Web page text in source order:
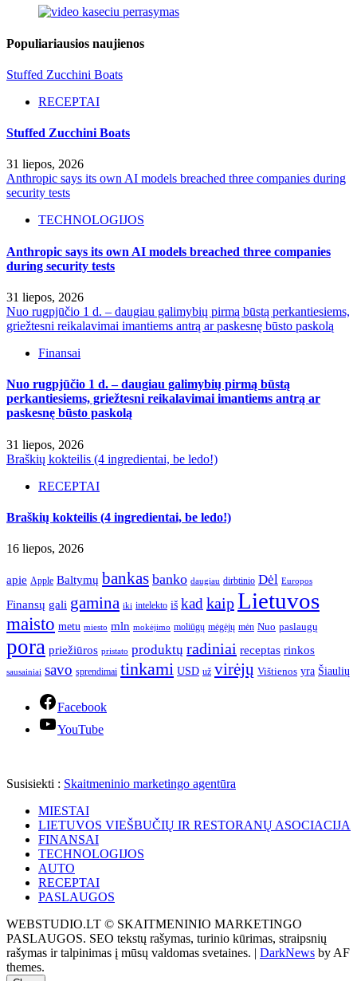
Populiariausios naujienos
Stuffed Zucchini Boats
RECEPTAI
Stuffed Zucchini Boats
31 liepos, 2026
Anthropic says its own AI models breached three companies during
security tests
TECHNOLOGIJOS
Anthropic says its own AI models breached three companies
during security tests
31 liepos, 2026
Nuo rugpjūčio 1 d. – daugiau galimybių pirmą būstą perkantiesiems,
griežtesni reikalavimai imantiems antrą ar paskesnę būsto paskolą
Finansai
Nuo rugpjūčio 1 d. – daugiau galimybių pirmą būstą
perkantiesiems, griežtesni reikalavimai imantiems antrą ar
paskesnę būsto paskolą
31 liepos, 2026
Braškių kokteilis (4 ingredientai, be ledo!)
RECEPTAI
Braškių kokteilis (4 ingredientai, be ledo!)
16 liepos, 2026
apie Apple Baltymų bankas banko daugiau dirbtinio Dėl Europos
Finansų gali gamina iki intelekto iš kad kaipLietuvos
maisto metu miesto mln mokėjimo moliūgų mėgėjų mėn Nuo paslaugų
pora priežiūros pristato produktų radiniai receptas rinkos
sausainiai savo sprendimai tinkami USD už virėjų Vištienos yra Šiaulių
Facebook
YouTube
Susisiekti : Skaitmeninio marketingo agentūra
MIESTAI
LIETUVOS VIEŠBUČIŲ IR RESTORANŲ ASOCIACIJA
FINANSAI
TECHNOLOGIJOS
AUTO
RECEPTAI
PASLAUGOS
WEBSTUDIO.LT © SKAITMENINIO MARKETINGO
PASLAUGOS. SEO tekstų rašymas, turinio kūrimas, straipsnių
rašymas ir talpinimas į mūsų valdomas svetaines. | DarkNews by AF
themes.